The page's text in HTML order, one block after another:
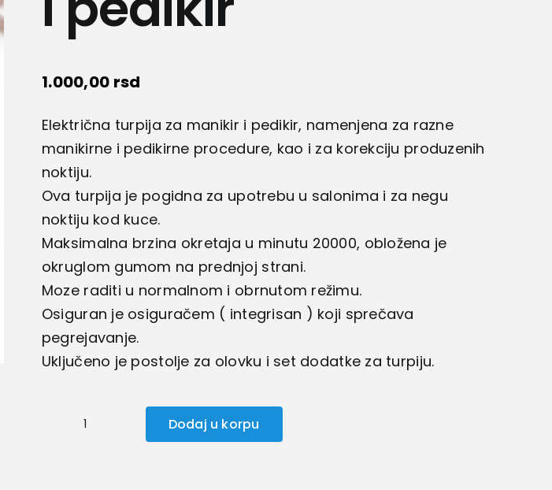
1.000,00 rsd
Električna turpija za manikir i pedikir, namenjena za razne
manikirne i pedikirne procedure, kao i za korekciju produzenih
noktiju.
Ova turpija je pogidna za upotrebu u salonima i za negu
noktiju kod kuce.
Maksimalna brzina okretaja u minutu 20000, obložena je
okruglom gumom na prednjoj strani.
Moze raditi u normalnom i obrnutom režimu.
Osiguran je osiguračem ( integrisan ) koji sprečava
pegrejavanje.
Uključeno je postolje za olovku i set dodatke za turpiju.
Turpija
Dodaj u korpu